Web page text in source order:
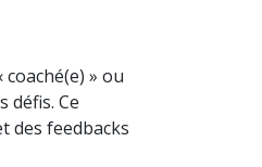
» ou
défis. Ce
des feedbacks